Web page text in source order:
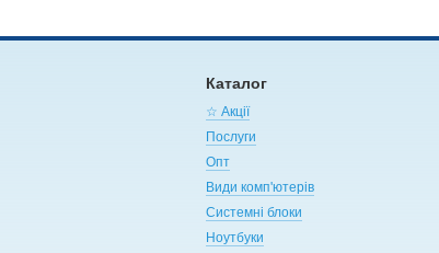
Каталог
☆ Акції
Послуги
Опт
Види комп'ютерів
Системні блоки
Ноутбуки